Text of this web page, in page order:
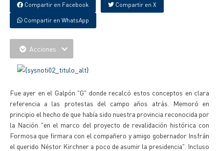
Compartir en Facebook Compartir en X
Compartir en WhatsApp
Acciones
Fue ayer en el Galpón "G" donde recalcó estos conceptos en clara
referencia a las protestas del campo años atrás. Memoró en
principio el hecho de que había sido nuestra provincia reconocida por
la Nación "en el marco del proyecto de revalidación histórica con
Formosa que firmara con el compañero y amigo gobernador Insfrán
el querido Néstor Kirchner a poco de asumir la presidencia". Incluso